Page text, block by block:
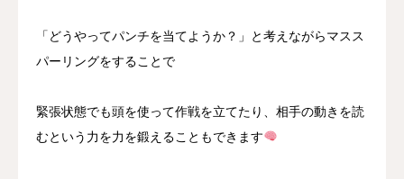
「どうやってパンチを当てようか？」と考えながらマスス
パーリングをすることで
緊張状態でも頭を使って作戦を立てたり、相手の動きを読
むという力を力を鍛えることもできます